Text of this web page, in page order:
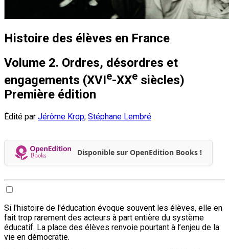
Histoire des élèves en France
Volume 2. Ordres, désordres et
engagements (XVIe-XXe siècles)
Première édition
Édité par Jérôme Krop, Stéphane Lembré
Disponible sur OpenEdition Books !
Si l'histoire de l'éducation évoque souvent les élèves, elle en
fait trop rarement des acteurs à part entière du système
éducatif. La place des élèves renvoie pourtant à l’enjeu de la
vie en démocratie.